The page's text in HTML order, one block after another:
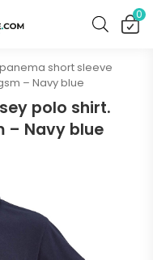
0
short sleeve
– Navy blue
polo shirt.
– Navy blue